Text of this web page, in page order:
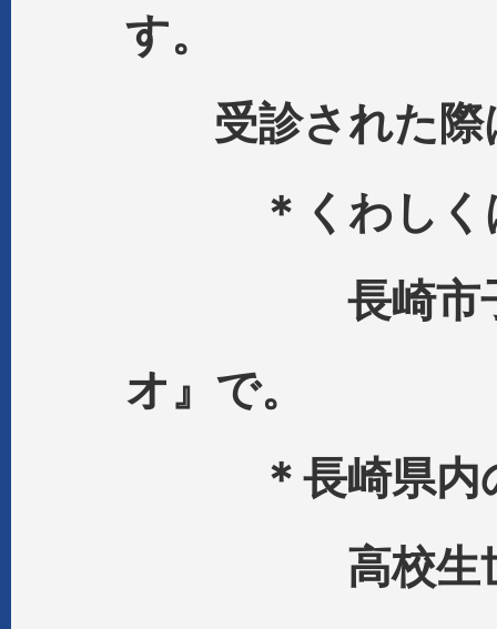
す。
受診された際
＊くわしく
長崎市子育
オ』で。
＊長崎県内の
高校生世代